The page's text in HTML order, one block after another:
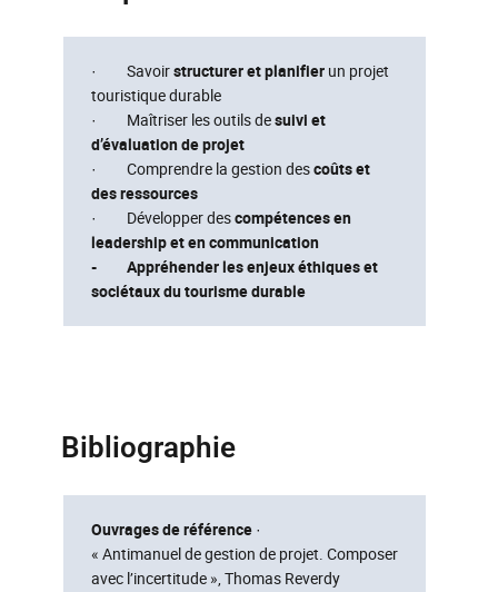
· Savoirstructurer et planifier un projet
touristique durable
· Maîtriser les outils desuivi et
d’évaluation de projet
· Comprendre la gestion descoûts et
des ressources
· Développer descompétences en
leadership et en communication
- Appréhender les enjeux éthiques et
sociétaux du tourisme durable
Bibliographie
Ouvrages de référence ·
« Antimanuel de gestion de projet. Composer
avec l’incertitude », Thomas Reverdy